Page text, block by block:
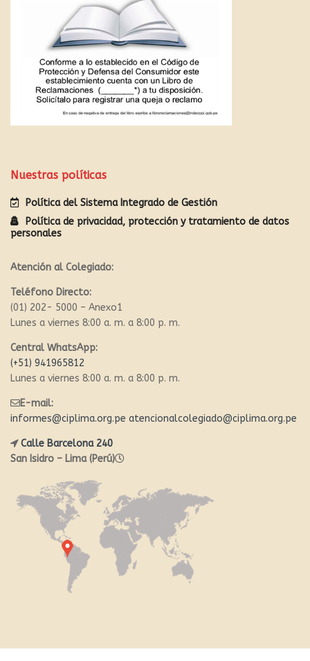
Nuestras políticas
Política del Sistema Integrado de Gestión
Política de privacidad, protección y tratamiento de datos
personales
Atención al Colegiado:
Teléfono Directo:
(01) 202- 5000 – Anexo1
Lunes a viernes 8:00 a. m. a 8:00 p. m.
Central WhatsApp:
(+51) 941965812
Lunes a viernes 8:00 a. m. a 8:00 p. m.
E-mail:
informes@ciplima.org.pe atencionalcolegiado@ciplima.org.pe
Calle Barcelona 240
San Isidro – Lima (Perú)